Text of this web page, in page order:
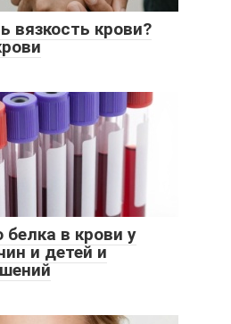
вязкость крови?
в крови у
и детей и